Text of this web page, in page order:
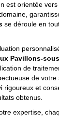
est orientée
se déroule en
Pavillons-
de
de
rigoureux et
obtenus.
expertise,